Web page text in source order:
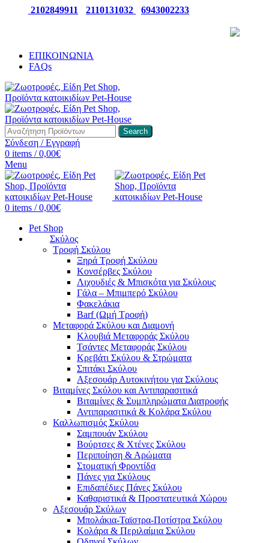
2102849911 2110131032 6943002233
ΕΠΙΚΟΙΝΩΝΙΑ
FAQs
Search
Σύνδεση / Εγγραφή
0 items / 0,00€
Menu
0 items / 0,00€
Pet Shop
Σκύλος
Τροφή Σκύλου
Ξηρά Τροφή Σκύλου
Κονσέρβες Σκύλου
Λιχουδιές & Μπισκότα για Σκύλους
Γάλα – Μπιμπερό Σκύλου
Φακελάκια
Barf (Ωμή Τροφή)
Μεταφορά Σκύλου και Διαμονή
Κλουβιά Μεταφοράς Σκύλου
Τσάντες Μεταφοράς Σκύλου
Κρεβάτι Σκύλου & Στρώματα
Σπιτάκι Σκύλου
Αξεσουάρ Αυτοκινήτου για Σκύλους
Βιταμίνες Σκύλου και Αντιπαρασιτικά
Βιταμίνες & Συμπληρώματα Διατροφής
Αντιπαρασιτικά & Κολάρα Σκύλου
Καλλωπισμός Σκύλου
Σαμπουάν Σκύλου
Βούρτσες & Χτένες Σκύλου
Περιποίηση & Αρώματα
Στοματική Φροντίδα
Πάνες για Σκύλους
Επιδαπέδιες Πάνες Σκύλου
Καθαριστικά & Προστατευτικά Χώρου
Αξεσουάρ Σκύλων
Μπολάκια-Ταϊστρα-Ποτίστρα Σκύλου
Κολάρα & Περιλαίμια Σκύλου